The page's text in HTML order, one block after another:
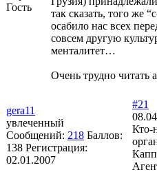
Гость
так сказать, того же
осабило нас всех
совсем другую
менталитет…
Очень трудно читать
gera11
увлеченный
Сообщений: 218 Баллов:
138 Регистрация:
02.01.2007
#21
Кто-